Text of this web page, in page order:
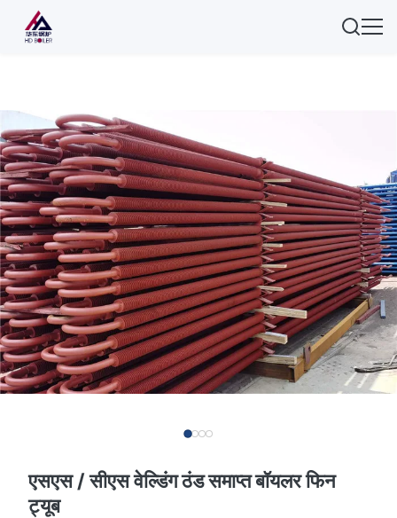
एसएस / सीएस वेल्डिंग ठंड समाप्त बॉयलर फिन
ट्यूब